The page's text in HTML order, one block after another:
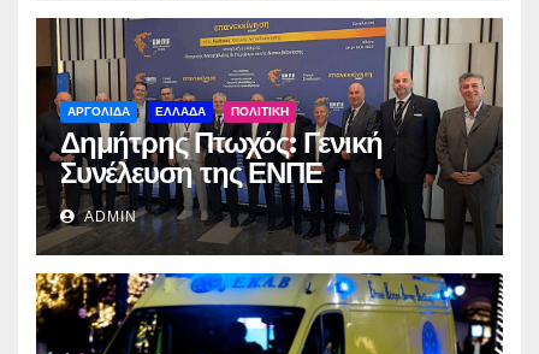
ΑΡΓΟΛΙΔΑ ΕΛΛΑΔΑ ΠΟΛΙΤΙΚΗ
Δημήτρης Πτωχός: Γενική
Συνέλευση της ΕΝΠΕ
ADMIN